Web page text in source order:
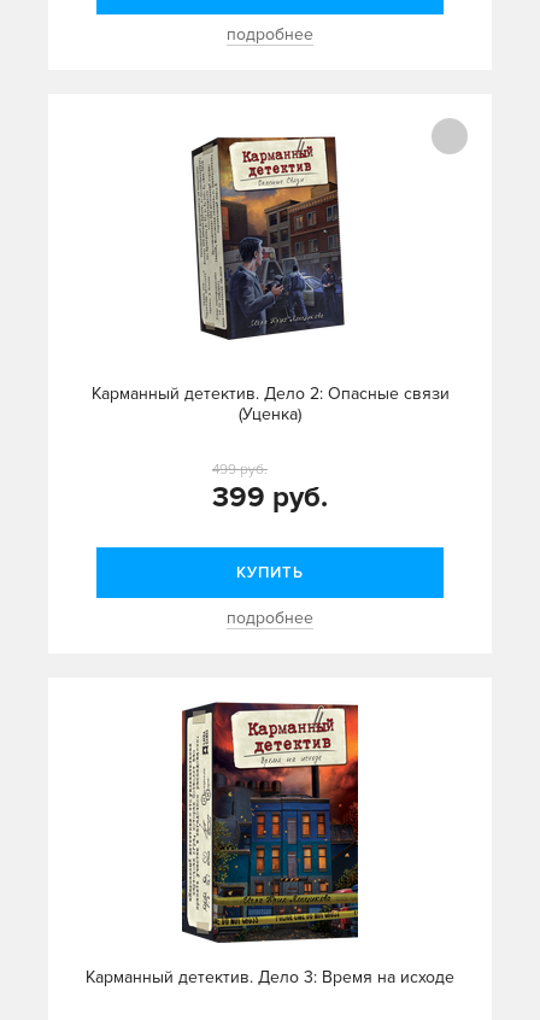
подробнее
Карманный детектив. Дело 2: Опасные связи
(Уценка)
399 руб.
499 руб.
КУПИТЬ
подробнее
Карманный детектив. Дело 3: Время на исходе